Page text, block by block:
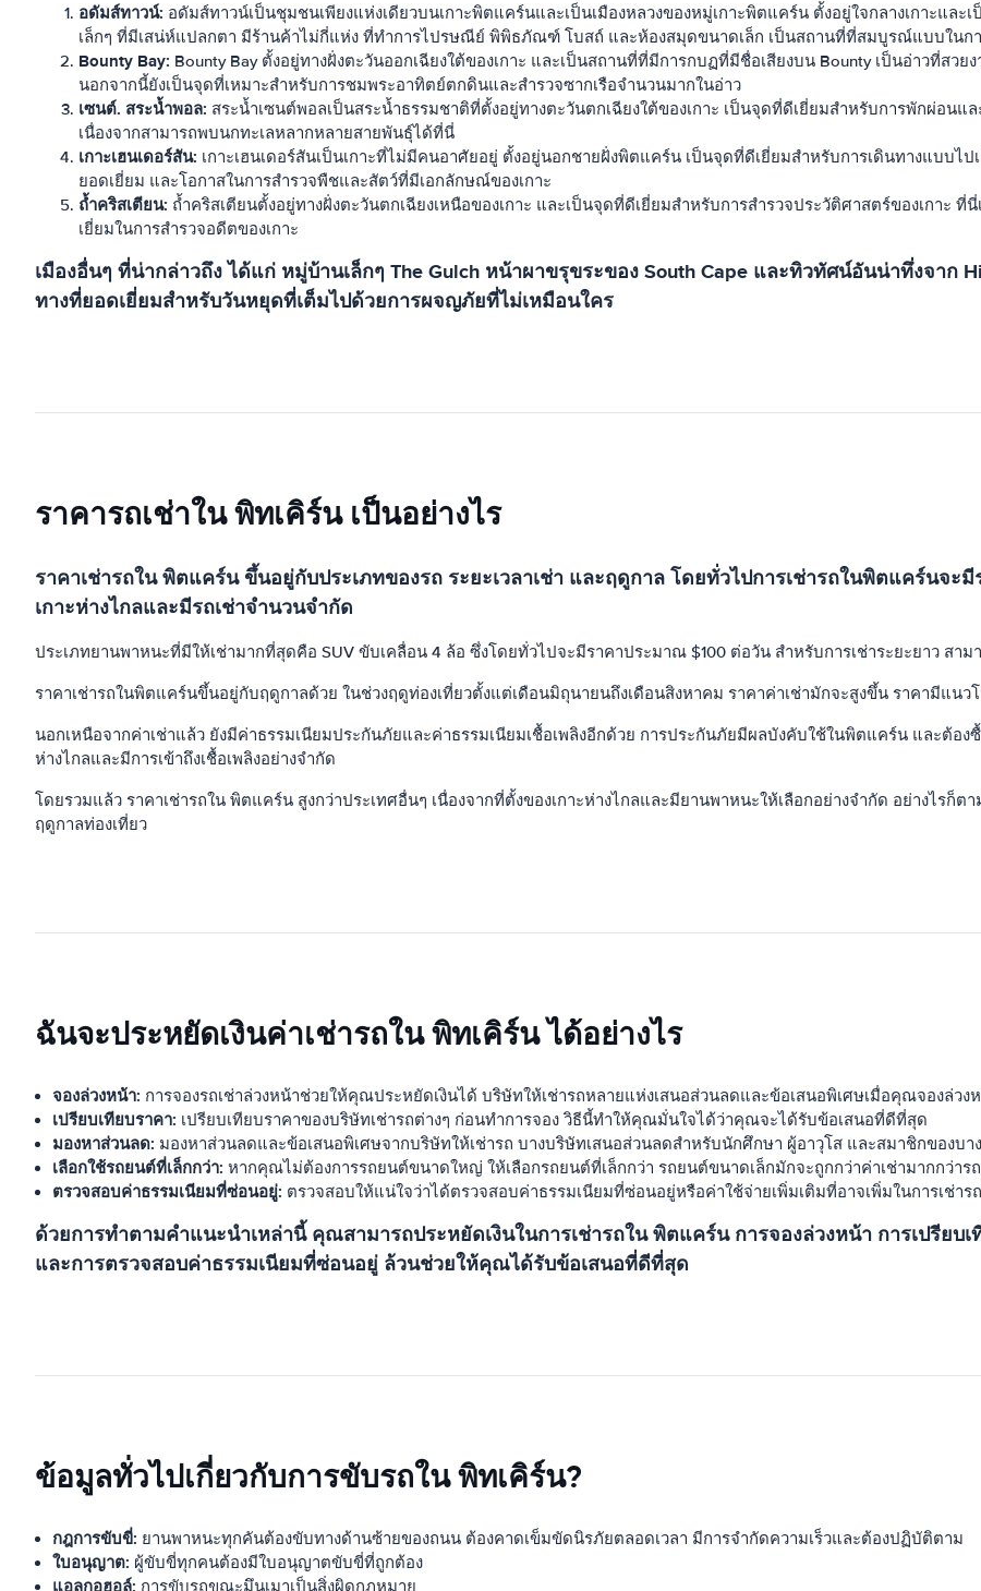
อดัมส์ทาวน์: อดัมส์ทาวน์เป็นชุมชนเพียงแห่งเดียวบนเกาะพิตแคร์นและเป็นเมืองหลวงของหมู่เกาะพิตแคร์น ตั้งอยู่ใจกลางเกาะแล
เล็กๆ ที่มีเสน่ห์แปลกตา มีร้านค้าไม่กี่แห่ง ที่ทำการไปรษณีย์ พิพิธภัณฑ์ โบสถ์ และห้องสมุดขนาดเล็ก เป็นสถานที่ที่สมบูรณ์แบบในก
Bounty Bay: Bounty Bay ตั้งอยู่ทางฝั่งตะวันออกเฉียงใต้ของเกาะ และเป็นสถานที่ที่มีการกบฏที่มีชื่อเสียงบน Bounty เป็นอ่าวที่สว
นอกจากนี้ยังเป็นจุดที่เหมาะสำหรับการชมพระอาทิตย์ตกดินและสำรวจซากเรือจำนวนมากในอ่าว
เซนต์. สระน้ำพอล: สระน้ำเซนต์พอลเป็นสระน้ำธรรมชาติที่ตั้งอยู่ทางตะวันตกเฉียงใต้ของเกาะ เป็นจุดที่ดีเยี่ยมสำหรับการพักผ่อน
เนื่องจากสามารถพบนกทะเลหลากหลายสายพันธุ์ได้ที่นี่
เกาะเฮนเดอร์สัน: เกาะเฮนเดอร์สันเป็นเกาะที่ไม่มีคนอาศัยอยู่ ตั้งอยู่นอกชายฝั่งพิตแคร์น เป็นจุดที่ดีเยี่ยมสำหรับการเดินทางแบบ
ยอดเยี่ยม และโอกาสในการสำรวจพืชและสัตว์ที่มีเอกลักษณ์ของเกาะ
ถ้ำคริสเตียน: ถ้ำคริสเตียนตั้งอยู่ทางฝั่งตะวันตกเฉียงเหนือของเกาะ และเป็นจุดที่ดีเยี่ยมสำหรับการสำรวจประวัติศาสตร์ของเกาะ
เยี่ยมในการสำรวจอดีตของเกาะ
เมืองอื่นๆ ที่น่ากล่าวถึง ได้แก่ หมู่บ้านเล็กๆ The Gulch หน้าผาขรุขระของ South Cape และทิวทัศน์อันน่าทึ่งจาก
ทางที่ยอดเยี่ยมสำหรับวันหยุดที่เต็มไปด้วยการผจญภัยที่ไม่เหมือนใคร
ราคารถเช่าใน พิทเคิร์น เป็นอย่างไร
ราคาเช่ารถใน พิตแคร์น ขึ้นอยู่กับประเภทของรถ ระยะเวลาเช่า และฤดูกาล โดยทั่วไปการเช่ารถในพิตแคร์นจะ
เกาะห่างไกลและมีรถเช่าจำนวนจำกัด
ประเภทยานพาหนะที่มีให้เช่ามากที่สุดคือ SUV ขับเคลื่อน 4 ล้อ ซึ่งโดยทั่วไปจะมีราคาประมาณ $100 ต่อวัน สำหรับการเช่าระยะยาว สาม
ราคาเช่ารถในพิตแคร์นขึ้นอยู่กับฤดูกาลด้วย ในช่วงฤดูท่องเที่ยวตั้งแต่เดือนมิถุนายนถึงเดือนสิงหาคม ราคาค่าเช่ามักจะสูงขึ้น ราคามีแน
นอกเหนือจากค่าเช่าแล้ว ยังมีค่าธรรมเนียมประกันภัยและค่าธรรมเนียมเชื้อเพลิงอีกด้วย การประกันภัยมีผลบังคับใช้ในพิตแคร์น และต้องซื้
ห่างไกลและมีการเข้าถึงเชื้อเพลิงอย่างจำกัด
โดยรวมแล้ว ราคาเช่ารถใน พิตแคร์น สูงกว่าประเทศอื่นๆ เนื่องจากที่ตั้งของเกาะห่างไกลและมียานพาหนะให้เลือกอย่างจำกัด อย่างไรก็ต
ฤดูกาลท่องเที่ยว
ฉันจะประหยัดเงินค่าเช่ารถใน พิทเคิร์น ได้อย่างไร
จองล่วงหน้า: การจองรถเช่าล่วงหน้าช่วยให้คุณประหยัดเงินได้ บริษัทให้เช่ารถหลายแห่งเสนอส่วนลดและข้อเสนอพิเศษเมื่อคุณจองล่วง
เปรียบเทียบราคา: เปรียบเทียบราคาของบริษัทเช่ารถต่างๆ ก่อนทำการจอง วิธีนี้ทำให้คุณมั่นใจได้ว่าคุณจะได้รับข้อเสนอที่ดีที่สุด
มองหาส่วนลด: มองหาส่วนลดและข้อเสนอพิเศษจากบริษัทให้เช่ารถ บางบริษัทเสนอส่วนลดสำหรับนักศึกษา ผู้อาวุโส และสมาชิกของบา
เลือกใช้รถยนต์ที่เล็กกว่า: หากคุณไม่ต้องการรถยนต์ขนาดใหญ่ ให้เลือกรถยนต์ที่เล็กกว่า รถยนต์ขนาดเล็กมักจะถูกกว่าค่าเช่ามากกว่า
ตรวจสอบค่าธรรมเนียมที่ซ่อนอยู่: ตรวจสอบให้แน่ใจว่าได้ตรวจสอบค่าธรรมเนียมที่ซ่อนอยู่หรือค่าใช้จ่ายเพิ่มเติมที่อาจเพิ่มในการเช่
ด้วยการทำตามคำแนะนำเหล่านี้ คุณสามารถประหยัดเงินในการเช่ารถใน พิตแคร์น การจองล่วงหน้า การเปรียบ
และการตรวจสอบค่าธรรมเนียมที่ซ่อนอยู่ ล้วนช่วยให้คุณได้รับข้อเสนอที่ดีที่สุด
ข้อมูลทั่วไปเกี่ยวกับการขับรถใน พิทเคิร์น?
กฎการขับขี่: ยานพาหนะทุกคันต้องขับทางด้านซ้ายของถนน ต้องคาดเข็มขัดนิรภัยตลอดเวลา มีการจำกัดความเร็วและต้องปฏิบัติตาม
ใบอนุญาต: ผู้ขับขี่ทุกคนต้องมีใบอนุญาตขับขี่ที่ถูกต้อง
การขับรถขณะมึนเมาเป็นสิ่งผิดกฎหมาย